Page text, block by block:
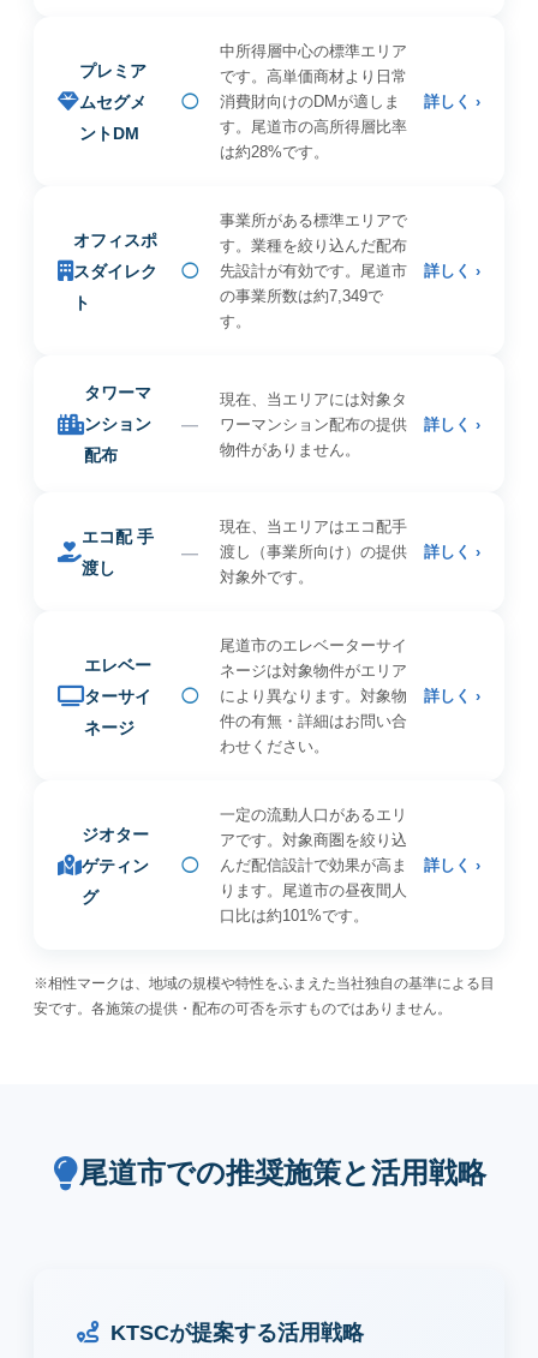
プレミア
ムセグメ
ントDM
◯
中所得層中心の標準エリア
です。高単価商材より日常
消費財向けのDMが適しま
す。尾道市の高所得層比率
は約28%です。
詳しく ›
オフィスポ
スダイレク
ト
◯
事業所がある標準エリアで
す。業種を絞り込んだ配布
先設計が有効です。尾道市
の事業所数は約7,349で
す。
詳しく ›
タワーマ
ンション
配布
—
現在、当エリアには対象タ
ワーマンション配布の提供
物件がありません。
詳しく ›
エコ配 手
渡し
—
現在、当エリアはエコ配手
渡し（事業所向け）の提供
対象外です。
詳しく ›
エレベー
ターサイ
ネージ
◯
尾道市のエレベーターサイ
ネージは対象物件がエリア
により異なります。対象物
件の有無・詳細はお問い合
わせください。
詳しく ›
ジオター
ゲティン
グ
◯
一定の流動人口があるエリ
アです。対象商圏を絞り込
んだ配信設計で効果が高ま
ります。尾道市の昼夜間人
口比は約101%です。
詳しく ›
※相性マークは、地域の規模や特性をふまえた当社独自の基準による目
安です。各施策の提供・配布の可否を示すものではありません。
尾道市での推奨施策と活用戦略
KTSCが提案する活用戦略